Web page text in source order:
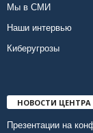
Мы в СМИ
Наши интервью
Киберугрозы
НОВОСТИ ЦЕНТРА
Презентации на